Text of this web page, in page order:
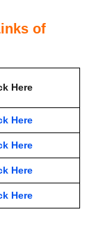
of
Here
Here
Here
Here
Here